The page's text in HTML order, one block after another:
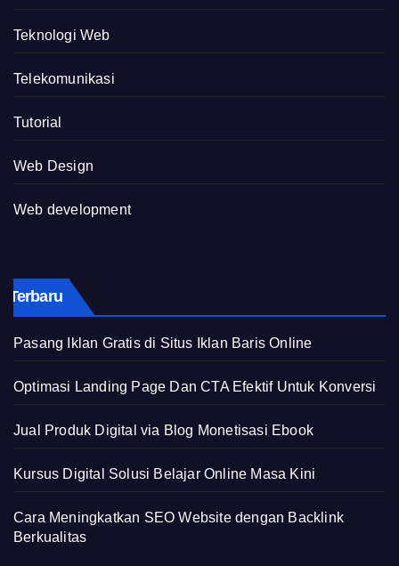
Teknologi Web
Telekomunikasi
Tutorial
Web Design
Web development
Terbaru
Pasang Iklan Gratis di Situs Iklan Baris Online
Optimasi Landing Page Dan CTA Efektif Untuk Konversi
Jual Produk Digital via Blog Monetisasi Ebook
Kursus Digital Solusi Belajar Online Masa Kini
Cara Meningkatkan SEO Website dengan Backlink
Berkualitas